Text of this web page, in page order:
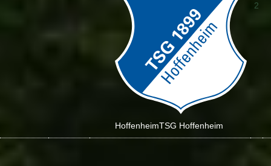
HoffenheimTSG Hoffenheim
2